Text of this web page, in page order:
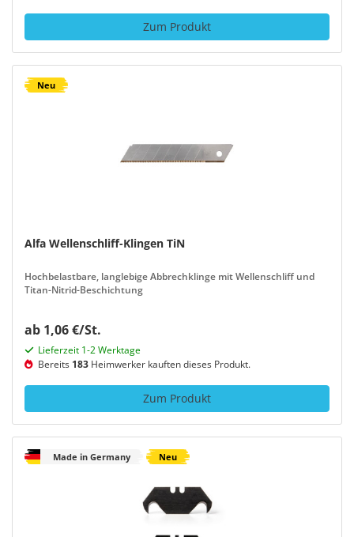
Zum Produkt
Neu
Alfa Wellenschliff-Klingen TiN
Hochbelastbare, langlebige Abbrechklinge mit Wellenschliff und
Titan-Nitrid-Beschichtung
ab 1,06 €/St.
Lieferzeit 1-2 Werktage
Bereits 183 Heimwerker kauften dieses Produkt.
Zum Produkt
Made in Germany Neu